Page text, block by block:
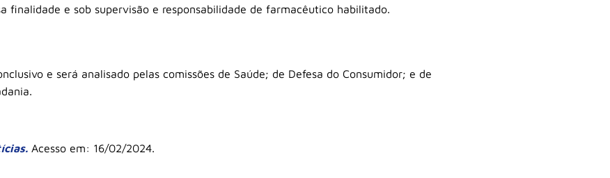
finalidade e sob supervisão e responsabilidade de farmacêutico habilitado.
e será analisado pelas comissões de Saúde; de Defesa do Consumidor; e de
Acesso em: 16/02/2024.